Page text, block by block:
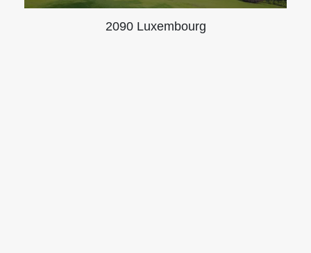
2090 Luxembourg